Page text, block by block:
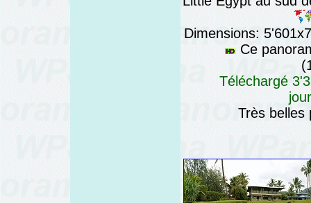
Dimensions:
Ce
Téléchargé
Très belles